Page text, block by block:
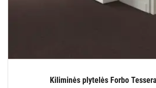
Kiliminės plytelės Forbo